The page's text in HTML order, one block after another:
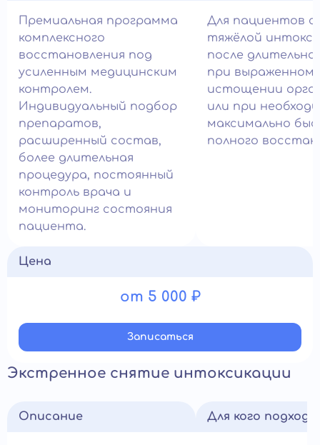
Премиальная программа
комплексного
восстановления под
усиленным медицинским
контролем.
Индивидуальный подбор
препаратов,
расширенный состав,
более длительная
процедура, постоянный
контроль врача и
мониторинг состояния
пациента.
Для пациентов с
тяжёлой
после
при выраженном
истощении
или при
максимально
полного
Цена
от 5 000 ₽
Записатьcя
Экстренное снятие интоксикации
Описание Для кого